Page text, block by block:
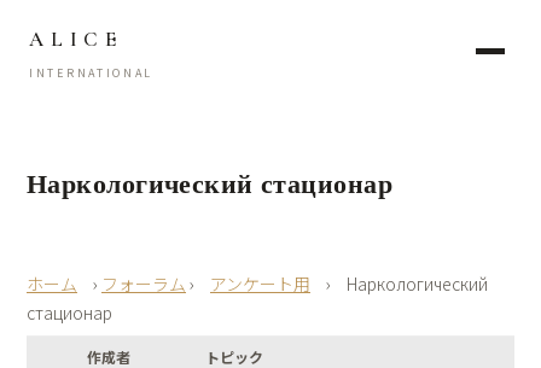
ALICE
INTERNATIONAL
Наркологический стационар
› フォーラム › アンケート用 ›
Наркологический
стационар
作成者
トピック